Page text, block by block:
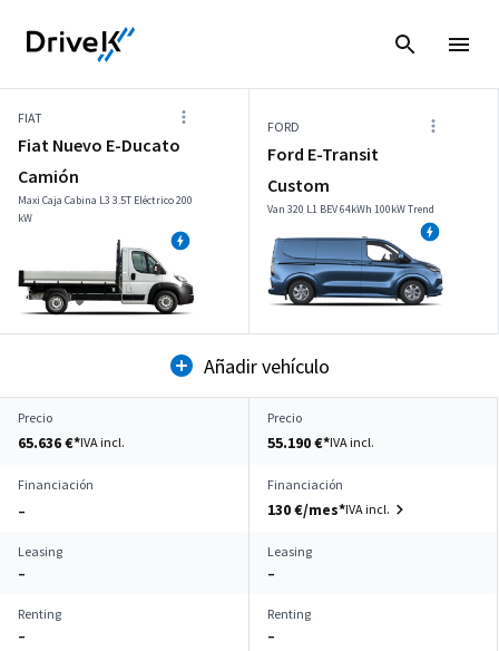
FIAT
Fiat Nuevo E-Ducato
Camión
Maxi Caja Cabina L3 3.5T Eléctrico 200
kW
FORD
Ford E-Transit
Custom
Van 320 L1 BEV 64kWh 100kW Trend
Añadir vehículo
Precio
65.636 €*IVA incl.
Precio
55.190 €*IVA incl.
Financiación
–
Financiación
130 €/mes*IVA incl.
Leasing
–
Leasing
–
Renting
–
Renting
–